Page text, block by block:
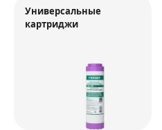
Универсальные
картриджи